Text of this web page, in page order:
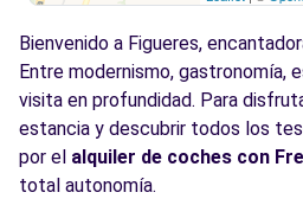
Bienvenido a Figueres,
Entre modernismo, gastronomía,
visita en profundidad. Para
estancia y descubrir todos los
por el alquiler de coches con
total autonomía.